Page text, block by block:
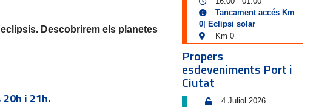
Descobrirem els planetes
i 21h.
Tancament accés Km
0| Eclipsi solar
Km 0
Propers
esdeveniments Port i
Ciutat
4 Juliol 2026